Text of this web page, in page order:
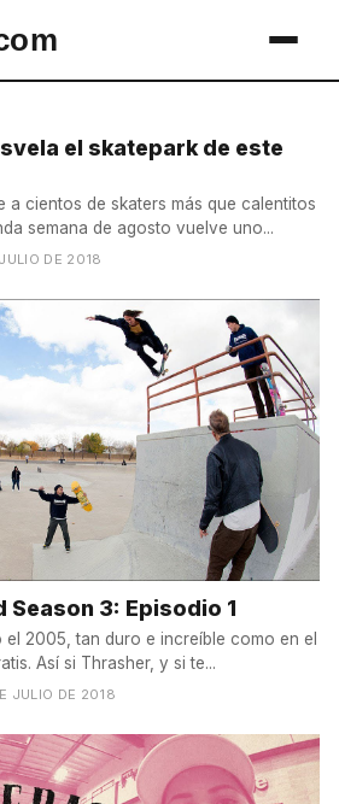
el skatepark de este
a cientos de skaters más que calentitos
semana de agosto vuelve uno...
DE 2018
Season 3: Episodio 1
2005, tan duro e increíble como en el
Así si Thrasher, y si te...
JULIO DE 2018